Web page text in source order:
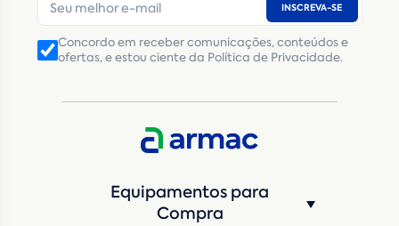
INSCREVA-SE
Concordo em receber comunicações, conteúdos e
ofertas, e estou ciente da Política de Privacidade.
Equipamentos para
Compra
Número de telefone
CNPJ Inscrição Estadual(Produtor Rural)
CNPJ da empresa/ CPF - Produtor rural*